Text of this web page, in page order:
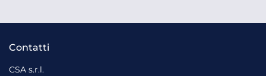
Contatti
CSA s.r.l.